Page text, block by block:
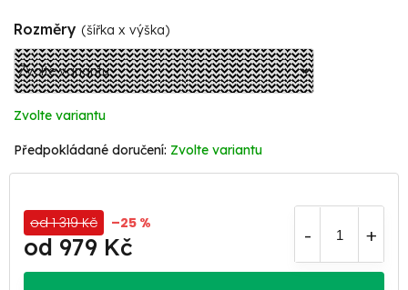
Rozměry (šířka x výška)
Zvolte variantu
Zvolte variantu
od 1 319 Kč –25 %
od 979 Kč